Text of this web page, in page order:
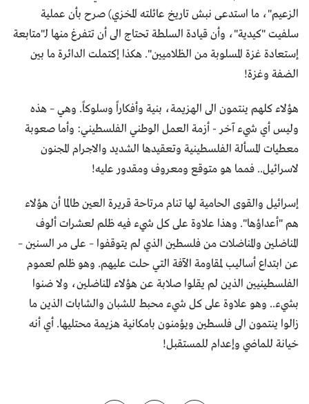
الزعيم"، ما استدعى نبش تاريخ عائلته المخزي) صرح بأن عملية
سلفيت "كيدية"، وأن قيادة السلطة تحتاج الى أن تتفرغ منها لـ"متابعة
إستعادة غزة المسلوبة من الظلاميين". هكذا إكتملت الدائرة ما بين
الضفة وغزة!
هؤلاء كلهم ينتمون الى الهزيمة، بنية وأفكاراً وسلوكاً. وهي – هذه
وليس أي شيء آخر - أزمة العمل الوطني الفلسطيني: وأما صعوبة
معطيات المسألة الفلسطينية وتعقيدها الشديد والاجرام المجنون
لاسرائيل.. فمما هو متوقع ومعروف ومقدور عليه!
إسرائيل والقوى الحامية لها تنام مرتاحة قريرة العين طالما أن هؤلاء
هم "أعداؤها". وهذا علاوة على كل شيء فيه ظلم لعشرات ألوف
المناضلين والمناضلات من فلسطين الذي لم يتوقفوا – على مر السنين –
عن ابتداع أساليب لمقاومة الآفة التي حلت عليهم. وهو ظلم لعموم
الفلسطينيين الذين لم يقلوا صلابة عن هؤلاء المناضلين، ولا ضنوا
بشيء.. وهو علاوة على كل شيء محبط للشبان والشابات الذين ما
زالوا ينتمون الى فلسطين ويؤمنون بامكانية هزيمة محتليها. أي أنه
خيانة للماضي وإعدام للمستقبل!